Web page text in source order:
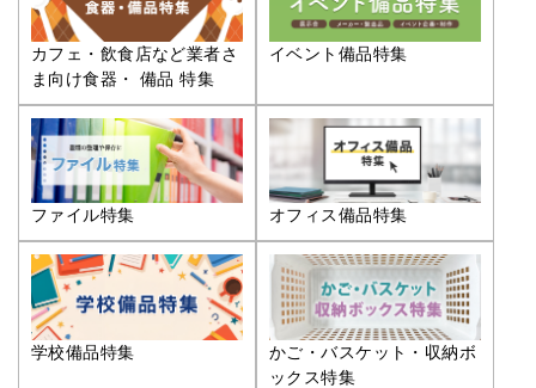
カフェ・飲食店など業者さ
ま向け食器・ 備品 特集
イベント備品特集
ファイル特集 オフィス備品特集
学校備品特集
かご・バスケット・収納ボ
ックス特集